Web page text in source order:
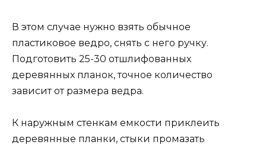
В этом случае нужно взять обычное
пластиковое ведро, снять с него ручку.
Подготовить 25-30 отшлифованных
деревянных планок, точное количество
зависит от размера ведра.
К наружным стенкам емкости приклеить
деревянные планки, стыки промазать